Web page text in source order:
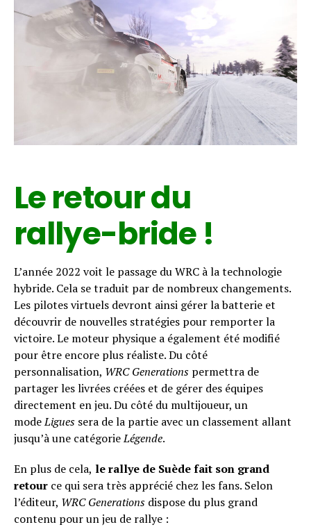
Le retour du
rallye-bride !
L’année 2022 voit le passage du WRC à la technologie
hybride. Cela se traduit par de nombreux changements.
Les pilotes virtuels devront ainsi gérer la batterie et
découvrir de nouvelles stratégies pour remporter la
victoire. Le moteur physique a également été modifié
pour être encore plus réaliste. Du côté
personnalisation, WRC Generations permettra de
partager les livrées créées et de gérer des équipes
directement en jeu. Du côté du multijoueur, un
modeLigues sera de la partie avec un classement allant
jusqu’à une catégorieLégende.
En plus de cela, le rallye de Suède fait son grand
retour ce qui sera très apprécié chez les fans. Selon
l’éditeur, WRC Generations dispose du plus grand
contenu pour un jeu de rallye :